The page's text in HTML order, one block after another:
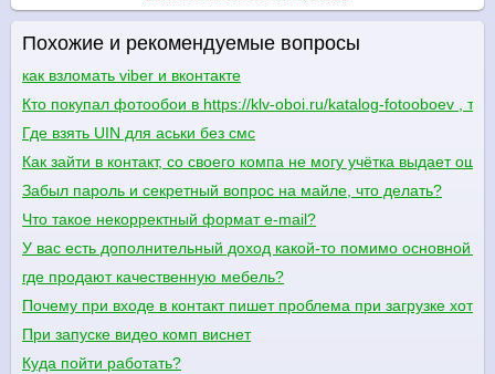
Похожие и рекомендуемые вопросы
как взломать viber и вконтакте
Кто покупал фотообои в https://klv-oboi.ru/katalog-fotooboev ,
Где взять UIN для аськи без смс
Как зайти в контакт, со своего компа не могу учётка выдает
Забыл пароль и секретный вопрос на майле, что делать?
Что такое некорректный формат e-mail?
У вас есть дополнительный доход какой-то помимо основной
где продают качественную мебель?
Почему при входе в контакт пишет проблема при загрузке хотя
При запуске видео комп виснет
Куда пойти работать?